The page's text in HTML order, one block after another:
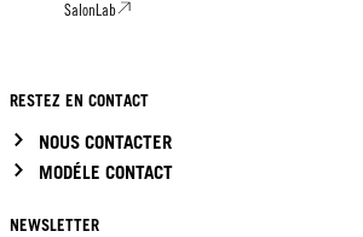
SalonLab
RESTEZ EN CONTACT
NOUS CONTACTER
MODÉLE CONTACT
NEWSLETTER